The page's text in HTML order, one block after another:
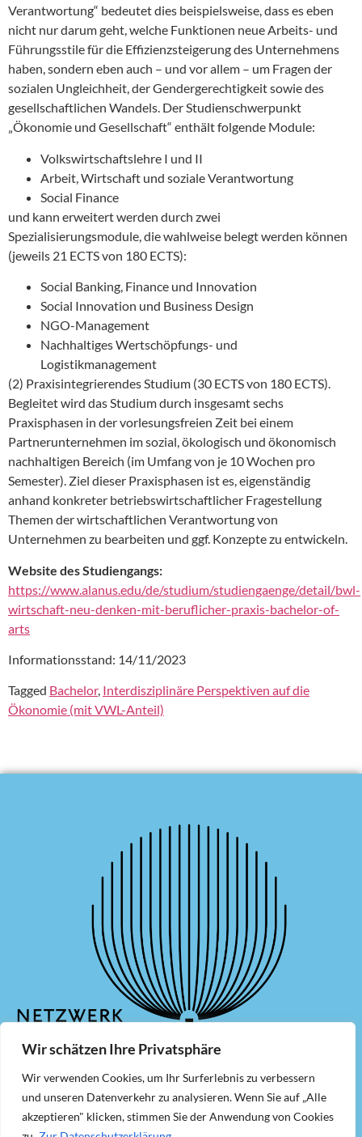
Wir schätzen Ihre Privatsphäre
Wir verwenden Cookies, um Ihr Surferlebnis zu verbessern
und unseren Datenverkehr zu analysieren. Wenn Sie auf „Alle
akzeptieren" klicken, stimmen Sie der Anwendung von Cookies
Verantwortung“ bedeutet dies beispielsweise, dass es eben
nicht nur darum geht, welche Funktionen neue Arbeits- und
Führungsstile für die Effizienzsteigerung des Unternehmens
haben, sondern eben auch – und vor allem – um Fragen der
sozialen Ungleichheit, der Gendergerechtigkeit sowie des
gesellschaftlichen Wandels. Der Studienschwerpunkt
„Ökonomie und Gesellschaft“ enthält folgende Module:
Volkswirtschaftslehre I und II
Arbeit, Wirtschaft und soziale Verantwortung
Social Finance
und kann erweitert werden durch zwei
Spezialisierungsmodule, die wahlweise belegt werden können
(jeweils 21 ECTS von 180 ECTS):
Social Banking, Finance und Innovation
Social Innovation und Business Design
NGO-Management
Nachhaltiges Wertschöpfungs- und
Logistikmanagement
(2) Praxisintegrierendes Studium (30 ECTS von 180 ECTS).
Begleitet wird das Studium durch insgesamt sechs
Praxisphasen in der vorlesungsfreien Zeit bei einem
Partnerunternehmen im sozial, ökologisch und ökonomisch
nachhaltigen Bereich (im Umfang von je 10 Wochen pro
Semester). Ziel dieser Praxisphasen ist es, eigenständig
anhand konkreter betriebswirtschaftlicher Fragestellung
Themen der wirtschaftlichen Verantwortung von
Unternehmen zu bearbeiten und ggf. Konzepte zu entwickeln.
Website des Studiengangs:
https://www.alanus.edu/de/studium/studiengaenge/detail/bwl-
wirtschaft-neu-denken-mit-beruflicher-praxis-bachelor-of-
arts
Informationsstand: 14/11/2023
Tagged Bachelor, Interdisziplinäre Perspektiven auf die
Ökonomie (mit VWL-Anteil)
Mitglied werden
Newsletter